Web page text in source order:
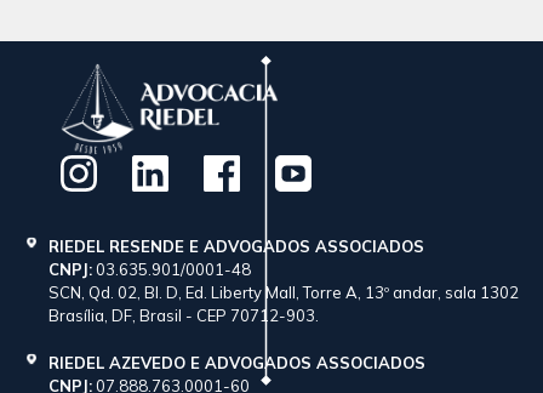
RIEDEL RESENDE E ADVOGADOS ASSOCIADOS
CNPJ:03.635.901/0001-48
SCN, Qd. 02, Bl. D, Ed. Liberty Mall, Torre A, 13º andar, sala 1302
Brasília, DF, Brasil - CEP 70712-903.
RIEDEL AZEVEDO E ADVOGADOS ASSOCIADOS
CNPJ:07.888.763.0001-60